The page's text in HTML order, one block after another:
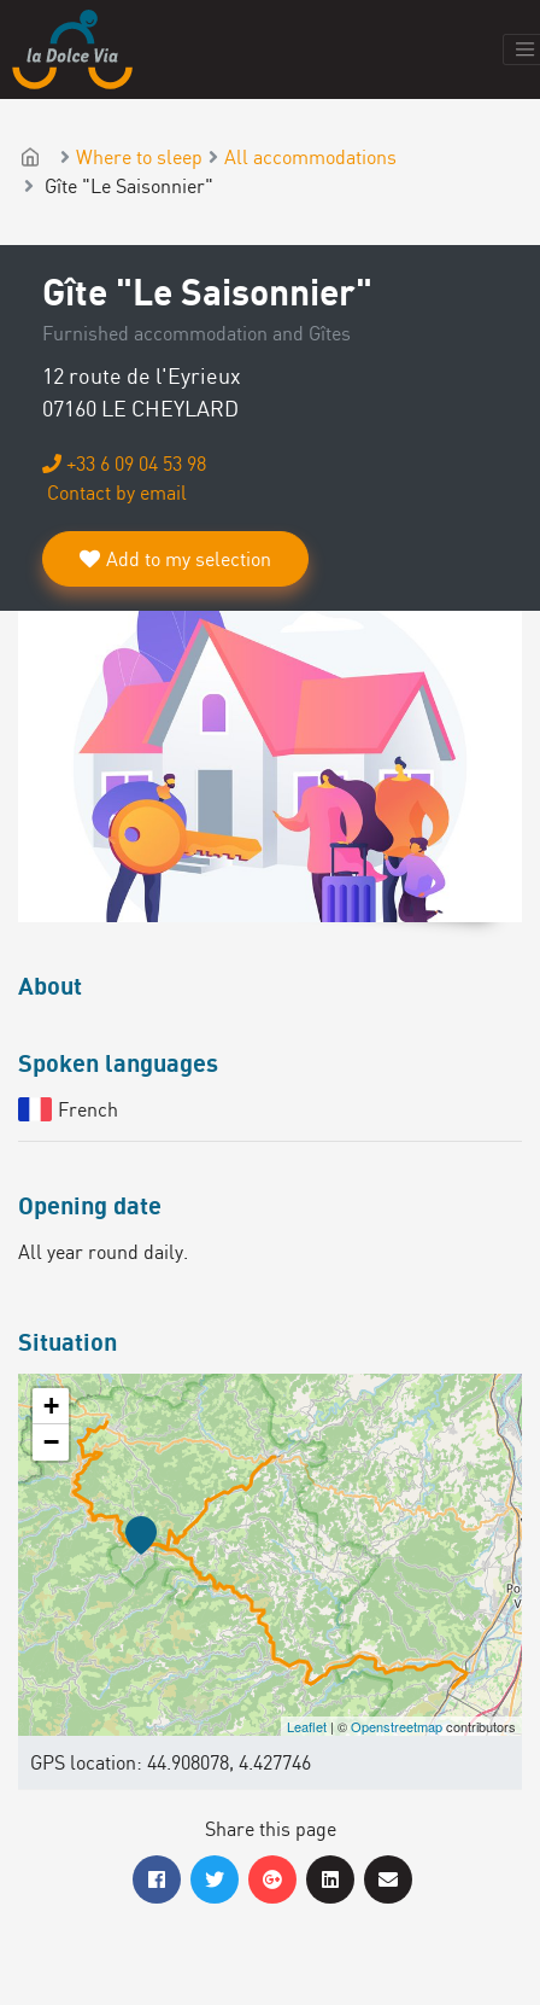
Where to sleep
All accommodations
Gîte "Le Saisonnier"
Gîte "Le Saisonnier"
Furnished accommodation and Gîtes
12 route de l'Eyrieux
07160 LE CHEYLARD
+33 6 09 04 53 98
Contact by email
Add to my selection
About
Spoken languages
French
Opening date
All year round daily.
Situation
+
−
Leaflet | ©Openstreetmapcontributors
GPS location: 44.908078, 4.427746
Share this page